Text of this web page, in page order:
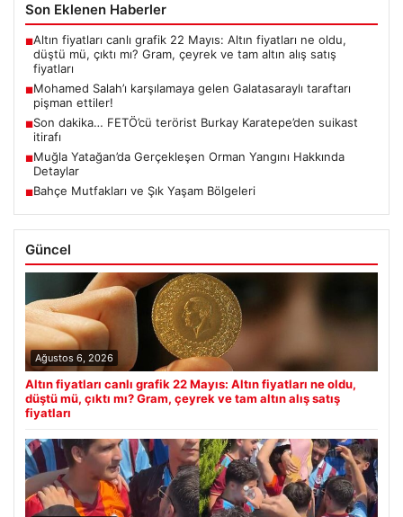
Son Eklenen Haberler
■Altın fiyatları canlı grafik 22 Mayıs: Altın fiyatları ne oldu,
düştü mü, çıktı mı? Gram, çeyrek ve tam altın alış satış
fiyatları
■Mohamed Salah’ı karşılamaya gelen Galatasaraylı taraftarı
pişman ettiler!
■Son dakika… FETÖ’cü terörist Burkay Karatepe’den suikast
itirafı
■Muğla Yatağan’da Gerçekleşen Orman Yangını Hakkında
Detaylar
■Bahçe Mutfakları ve Şık Yaşam Bölgeleri
Güncel
Ağustos 6, 2026
Altın fiyatları canlı grafik 22 Mayıs: Altın fiyatları ne oldu,
düştü mü, çıktı mı? Gram, çeyrek ve tam altın alış satış
fiyatları